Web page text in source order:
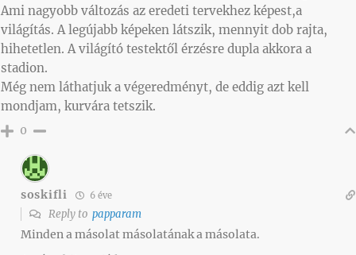
Ami nagyobb változás az eredeti tervekhez képest,a
világítás. A legújabb képeken látszik, mennyit dob rajta,
hihetetlen. A világító testektől érzésre dupla akkora a
stadion.
Még nem láthatjuk a végeredményt, de eddig azt kell
mondjam, kurvára tetszik.
0
soskifli 6 éve
Reply to papparam
Minden a másolat másolatának a másolata.